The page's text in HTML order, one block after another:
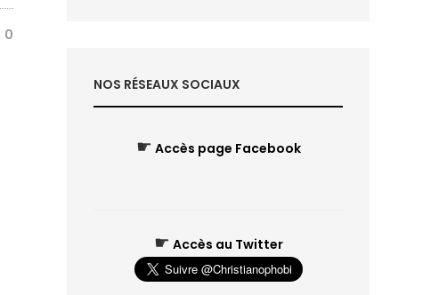
0
NOS RÉSEAUX SOCIAUX
☛ Accès page Facebook
☛ Accès au Twitter